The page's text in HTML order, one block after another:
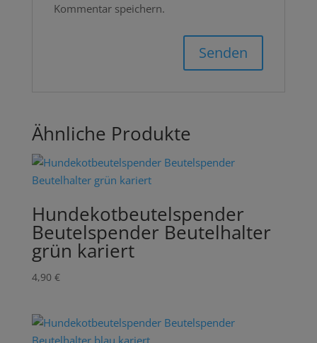
Kommentar speichern.
Ähnliche Produkte
Hundekotbeutelspender
Beutelspender Beutelhalter
grün kariert
4,90 €